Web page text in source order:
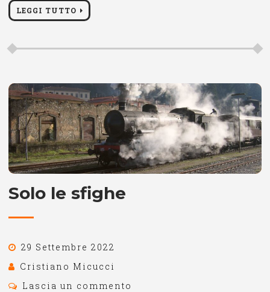
LEGGI TUTTO
Solo le sfighe
29 Settembre 2022
Cristiano Micucci
Lascia un commento